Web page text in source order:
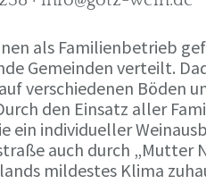
als Familienbetrieb
Gemeinden verteilt.
verschiedenen Böden
den Einsatz aller
ein individueller
auch durch „Mutter
mildestes Klima